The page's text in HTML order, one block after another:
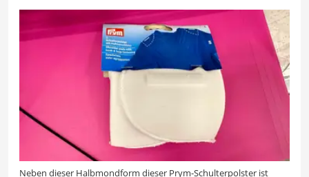
Neben dieser Halbmondform dieser Prym-Schulterpolster ist